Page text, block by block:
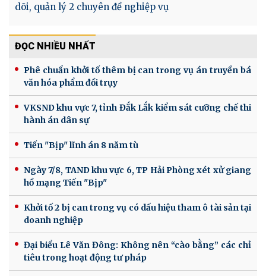
dõi, quản lý 2 chuyên đề nghiệp vụ
ĐỌC NHIỀU NHẤT
Phê chuẩn khởi tố thêm bị can trong vụ án truyền bá
văn hóa phẩm đồi trụy
VKSND khu vực 7, tỉnh Đắk Lắk kiểm sát cưỡng chế thi
hành án dân sự
Tiến "Bịp" lĩnh án 8 năm tù
Ngày 7/8, TAND khu vực 6, TP Hải Phòng xét xử giang
hồ mạng Tiến "Bịp"
Khởi tố 2 bị can trong vụ có dấu hiệu tham ô tài sản tại
doanh nghiệp
Đại biểu Lê Văn Đông: Không nên “cào bằng” các chỉ
tiêu trong hoạt động tư pháp